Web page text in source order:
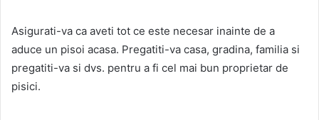
Asigurati-va ca aveti tot ce este necesar inainte de a
aduce un pisoi acasa. Pregatiti-va casa, gradina, familia si
pregatiti-va si dvs. pentru a fi cel mai bun proprietar de
pisici.